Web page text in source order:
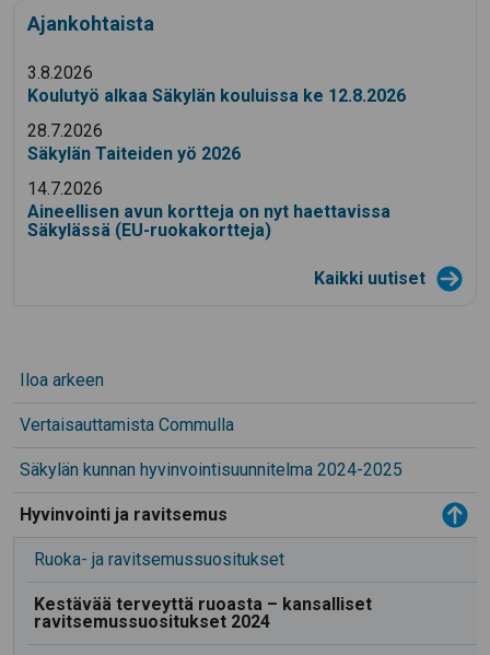
Ajankohtaista
3.8.2026
Koulutyö alkaa Säkylän kouluissa ke 12.8.2026
28.7.2026
Säkylän Taiteiden yö 2026
14.7.2026
Aineellisen avun kortteja on nyt haettavissa
Säkylässä (EU-ruokakortteja)
Kaikki uutiset
Iloa arkeen
Vertaisauttamista Commulla
Säkylän kunnan hyvinvointisuunnitelma 2024-2025
Hyvinvointi ja ravitsemus Toggle menu
Ruoka- ja ravitsemussuositukset
Kestävää terveyttä ruoasta – kansalliset
ravitsemussuositukset 2024